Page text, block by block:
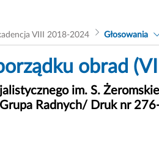
VIII 2018-2024 Głosowania
obrad
im. S.
Radnych/ Druk nr